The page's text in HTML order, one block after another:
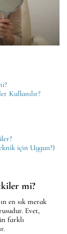
Kullanılır?
için Uygun?)
mi?
en sık merak
Evet,
farklı